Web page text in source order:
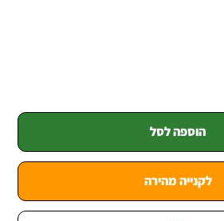
הוספה לסל
לקנייה מהירה